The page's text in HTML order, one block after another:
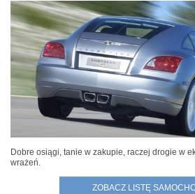
Dobre osiągi, tanie w zakupie, raczej drogie w
wrażeń.
ZOBACZ LISTĘ